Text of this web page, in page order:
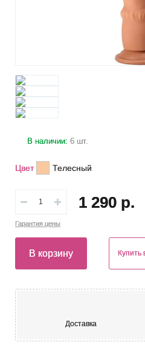
В наличии: 6 шт.
Цвет Телесный
Гарантия цены
1 290 р.
В корзину Купить
Доставка